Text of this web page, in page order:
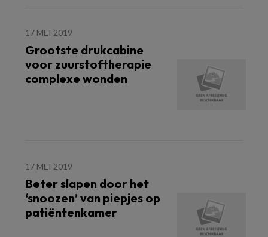
17 MEI 2019
Grootste drukcabine
voor zuurstoftherapie
complexe wonden
17 MEI 2019
Beter slapen door het
‘snoozen’ van piepjes op
patiëntenkamer